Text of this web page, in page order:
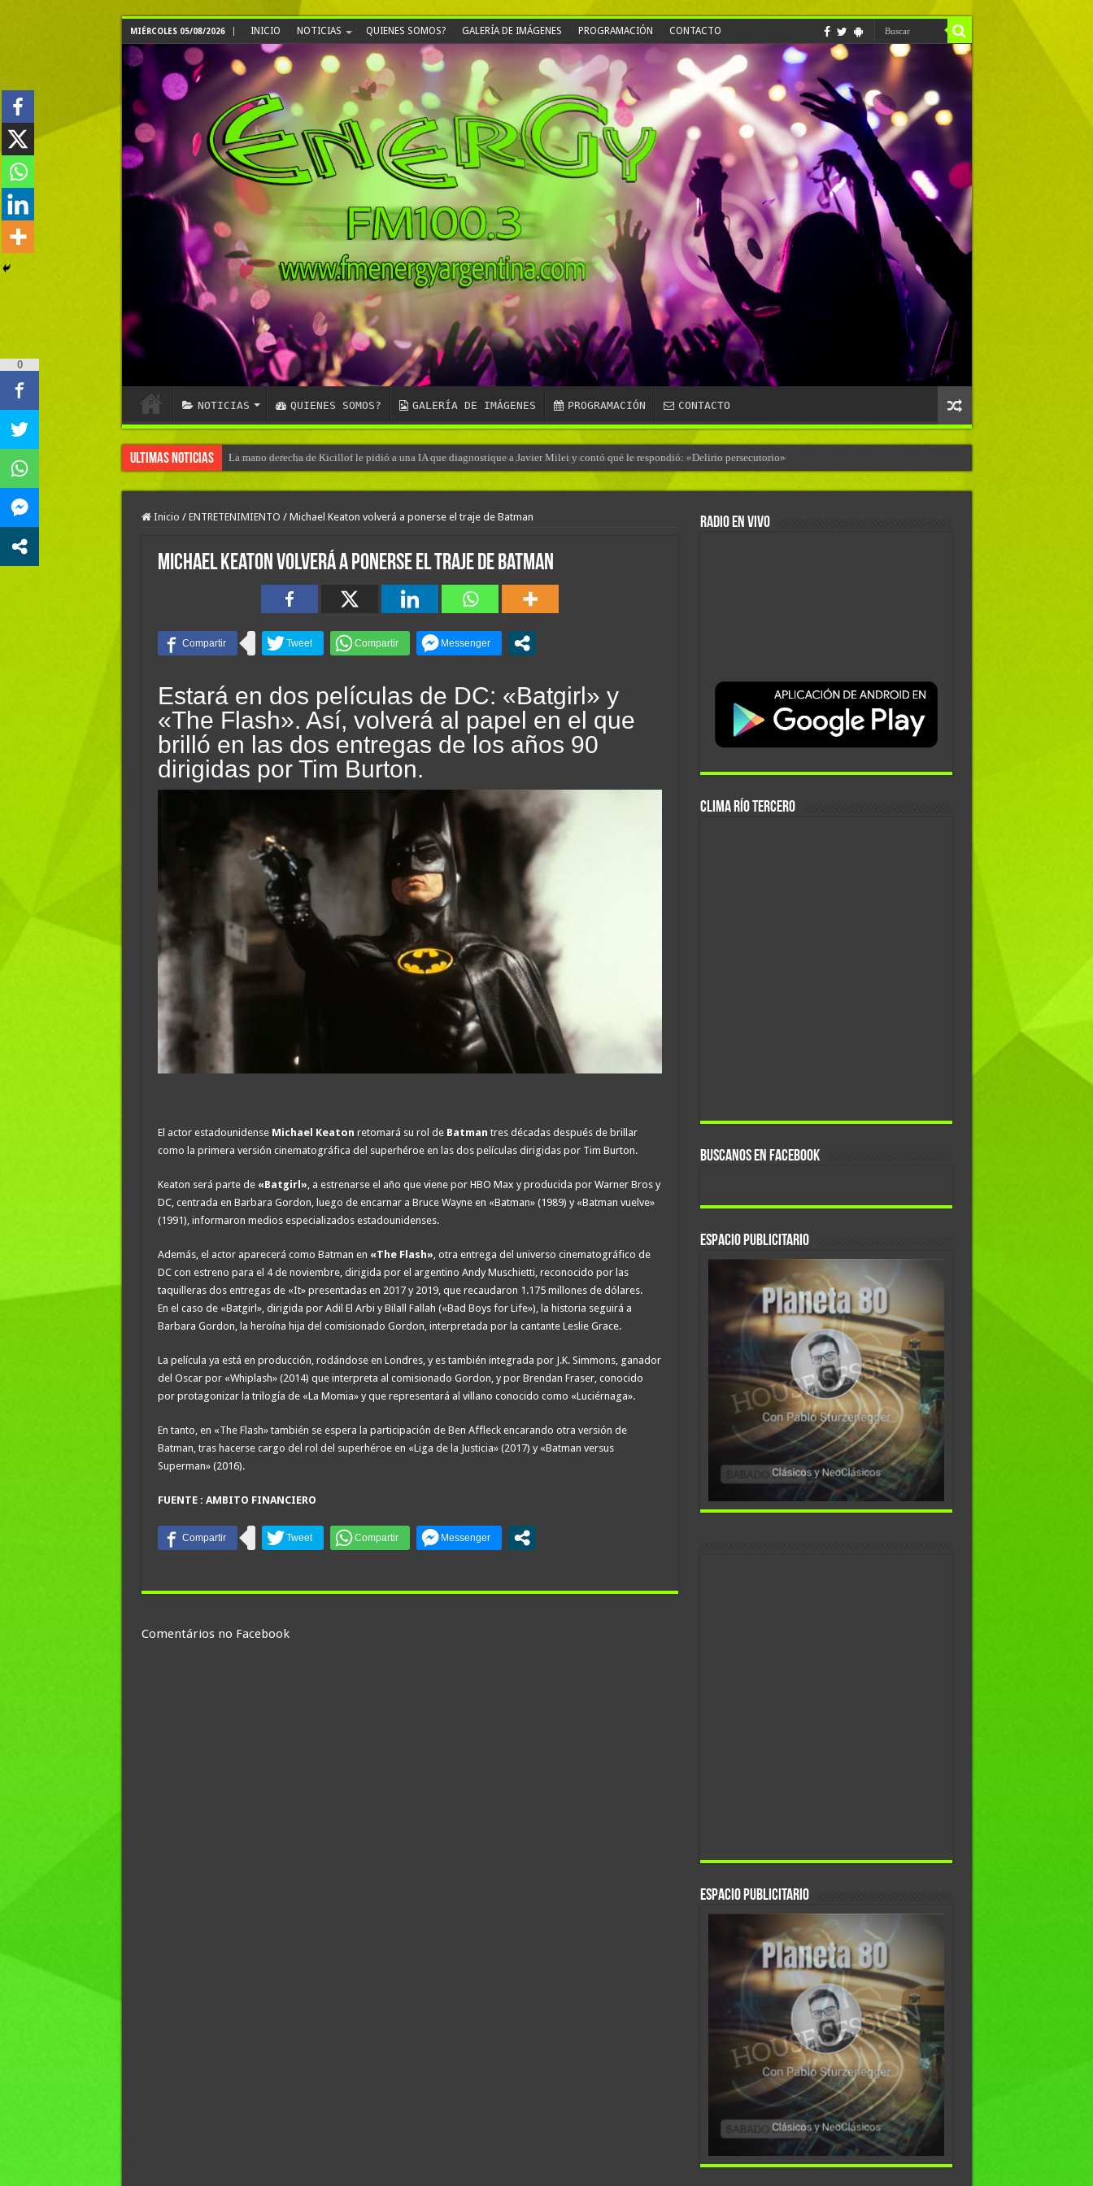
MIÉRCOLES 05/08/2026 INICIO NOTICIAS QUIENES SOMOS? GALERÍA DE IMÁGENES PROGRAMACIÓN CONTACTO
NOTICIAS QUIENES SOMOS? GALERÍA DE IMÁGENES PROGRAMACIÓN CONTACTO
Ultimas Noticias La mano derecha de Kicillof le pidió a una IA que diagnostique a Javier Milei y contó qué le respondió: «Delirio persecutorio»
Inicio / ENTRETENIMIENTO / Michael Keaton volverá a ponerse el traje de Batman
Michael Keaton volverá a ponerse el traje de Batman
Estará en dos películas de DC: «Batgirl» y
«The Flash». Así, volverá al papel en el que
brilló en las dos entregas de los años 90
dirigidas por Tim Burton.
El actor estadounidense Michael Keaton retomará su rol de Batman tres décadas después de brillar
como la primera versión cinematográfica del superhéroe en las dos películas dirigidas por Tim Burton.
Keaton será parte de «Batgirl», a estrenarse el año que viene por HBO Max y producida por Warner Bros y
DC, centrada en Barbara Gordon, luego de encarnar a Bruce Wayne en «Batman» (1989) y «Batman vuelve»
(1991), informaron medios especializados estadounidenses.
Además, el actor aparecerá como Batman en «The Flash», otra entrega del universo cinematográfico de
DC con estreno para el 4 de noviembre, dirigida por el argentino Andy Muschietti, reconocido por las
taquilleras dos entregas de «It» presentadas en 2017 y 2019, que recaudaron 1.175 millones de dólares.
En el caso de «Batgirl», dirigida por Adil El Arbi y Bilall Fallah («Bad Boys for Life»), la historia seguirá a
Barbara Gordon, la heroína hija del comisionado Gordon, interpretada por la cantante Leslie Grace.
La película ya está en producción, rodándose en Londres, y es también integrada por J.K. Simmons, ganador
del Oscar por «Whiplash» (2014) que interpreta al comisionado Gordon, y por Brendan Fraser, conocido
por protagonizar la trilogía de «La Momia» y que representará al villano conocido como «Luciérnaga».
En tanto, en «The Flash» también se espera la participación de Ben Affleck encarando otra versión de
Batman, tras hacerse cargo del rol del superhéroe en «Liga de la Justicia» (2017) y «Batman versus
Superman» (2016).
FUENTE : AMBITO FINANCIERO
Comentários no Facebook
RADIO EN VIVO
CLIMA Río Tercero
BUSCANOS EN FACEBOOK
ESPACIO PUBLICITARIO
Espacio Publicitario
0